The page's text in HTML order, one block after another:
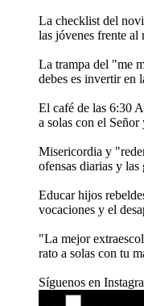
La checklist del
las jóvenes frente
La trampa del "me
debes es invertir en
El café de las 6:30
a solas con el Señor
Misericordia y
ofensas diarias y las
Educar hijos
vocaciones y el
"La mejor
rato a solas con tu
Síguenos en